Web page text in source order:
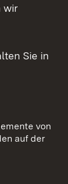
wir
Sie in
von
auf der